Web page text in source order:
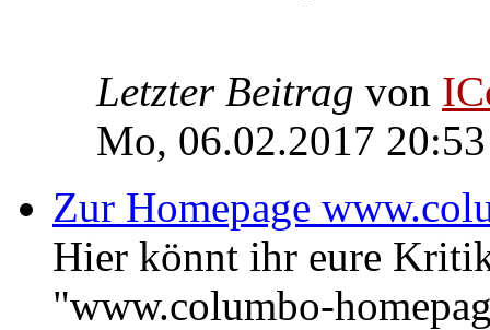
Letzter Beitrag von
Mo, 06.02.2017 20:53
Zur Homepage
Hier könnt ihr eure
"www.columbo-